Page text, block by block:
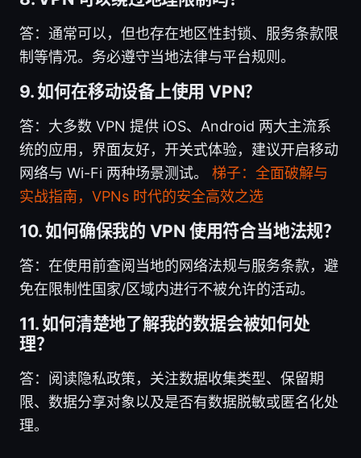
答：通常可以，但也存在地区性封锁、服务条款限
制等情况。务必遵守当地法律与平台规则。
9. 如何在移动设备上使用 VPN？
答：大多数 VPN 提供 iOS、Android 两大主流系
统的应用，界面友好，开关式体验，建议开启移动
网络与 Wi-Fi 两种场景测试。 梯子：全面破解与
实战指南，VPNs 时代的安全高效之选
10. 如何确保我的 VPN 使用符合当地法规？
答：在使用前查阅当地的网络法规与服务条款，避
免在限制性国家/区域内进行不被允许的活动。
11. 如何清楚地了解我的数据会被如何处
理？
答：阅读隐私政策，关注数据收集类型、保留期
限、数据分享对象以及是否有数据脱敏或匿名化处
理。